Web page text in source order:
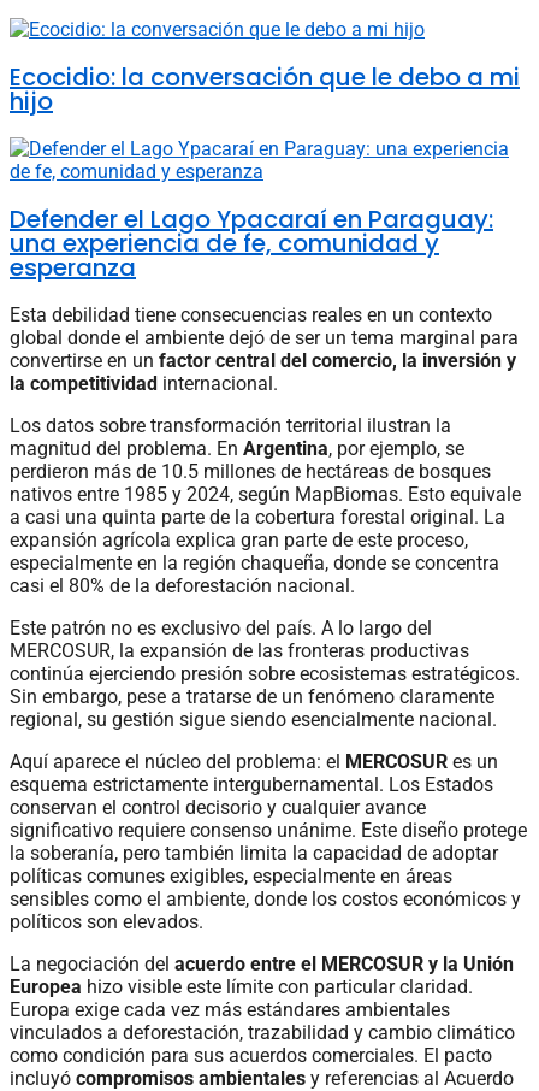
Ecocidio: la conversación que le debo a mi
hijo
Defender el Lago Ypacaraí en Paraguay:
una experiencia de fe, comunidad y
esperanza
Esta debilidad tiene consecuencias reales en un contexto
global donde el ambiente dejó de ser un tema marginal para
convertirse en un factor central del comercio, la inversión y
la competitividad internacional.
Los datos sobre transformación territorial ilustran la
magnitud del problema. En Argentina, por ejemplo, se
perdieron más de 10.5 millones de hectáreas de bosques
nativos entre 1985 y 2024, según MapBiomas. Esto equivale
a casi una quinta parte de la cobertura forestal original. La
expansión agrícola explica gran parte de este proceso,
especialmente en la región chaqueña, donde se concentra
casi el 80% de la deforestación nacional.
Este patrón no es exclusivo del país. A lo largo del
MERCOSUR, la expansión de las fronteras productivas
continúa ejerciendo presión sobre ecosistemas estratégicos.
Sin embargo, pese a tratarse de un fenómeno claramente
regional, su gestión sigue siendo esencialmente nacional.
Aquí aparece el núcleo del problema: el MERCOSUR es un
esquema estrictamente intergubernamental. Los Estados
conservan el control decisorio y cualquier avance
significativo requiere consenso unánime. Este diseño protege
la soberanía, pero también limita la capacidad de adoptar
políticas comunes exigibles, especialmente en áreas
sensibles como el ambiente, donde los costos económicos y
políticos son elevados.
La negociación del acuerdo entre el MERCOSUR y la Unión
Europea hizo visible este límite con particular claridad.
Europa exige cada vez más estándares ambientales
vinculados a deforestación, trazabilidad y cambio climático
como condición para sus acuerdos comerciales. El pacto
incluyó compromisos ambientales y referencias al Acuerdo